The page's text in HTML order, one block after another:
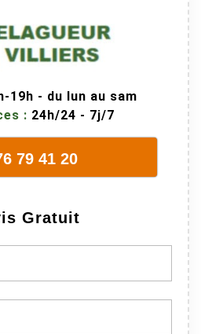
connaissent
très bien leur
en plus ils
Bref, nous
19h - du lun au sam
: 24h/24 - 7j/7
79 41 20
Gratuit